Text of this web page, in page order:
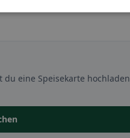
du eine Speisekarte hochladen